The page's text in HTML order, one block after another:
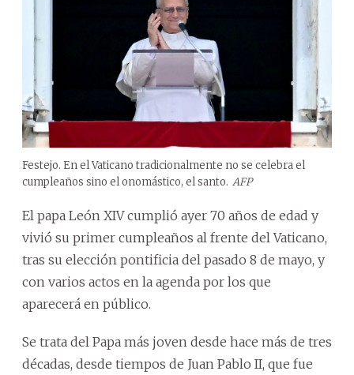
Festejo. En el Vaticano tradicionalmente no se celebra el
cumpleaños sino el onomástico, el santo. AFP
El papa León XIV cumplió ayer 70 años de edad y
vivió su primer cumpleaños al frente del Vaticano,
tras su elección pontificia del pasado 8 de mayo, y
con varios actos en la agenda por los que
aparecerá en público.
Se trata del Papa más joven desde hace más de tres
décadas, desde tiempos de Juan Pablo II, que fue